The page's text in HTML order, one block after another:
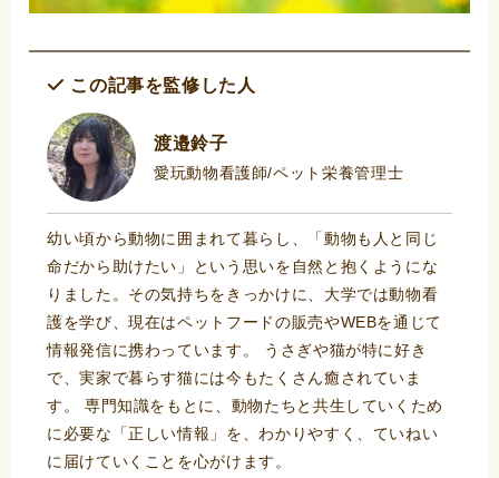
この記事を監修した人
渡邉鈴子
愛玩動物看護師/ペット栄養管理士
幼い頃から動物に囲まれて暮らし、「動物も人と同じ
命だから助けたい」という思いを自然と抱くようにな
りました。その気持ちをきっかけに、大学では動物看
護を学び、現在はペットフードの販売やWEBを通じて
情報発信に携わっています。 うさぎや猫が特に好き
で、実家で暮らす猫には今もたくさん癒されていま
す。 専門知識をもとに、動物たちと共生していくため
に必要な「正しい情報」を、わかりやすく、ていねい
に届けていくことを心がけます。